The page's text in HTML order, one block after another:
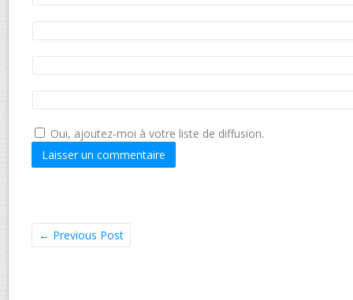
Oui, ajoutez-moi à votre liste de diffusion.
← Previous Post